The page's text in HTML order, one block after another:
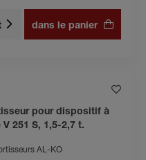
dans le panier
pour dispositif à
V 251 S, 1,5-2,7 t.
AL-KO